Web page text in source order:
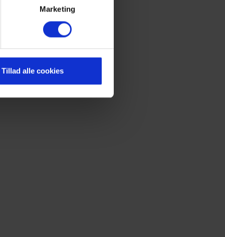
Marketing
Tillad alle cookies